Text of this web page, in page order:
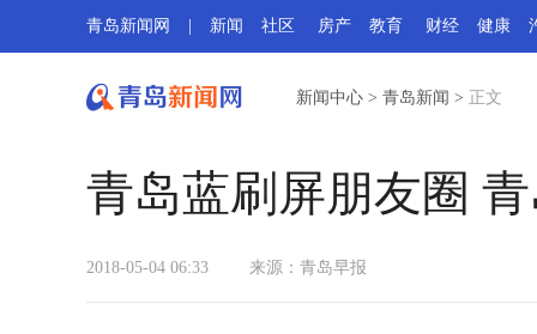
青岛新闻网 新闻 社区 房产 教育 财经 健康
新闻中心 > 青岛新闻 > 正文
青岛蓝刷屏朋友圈
2018-05-04 06:33 来源： 青岛早报